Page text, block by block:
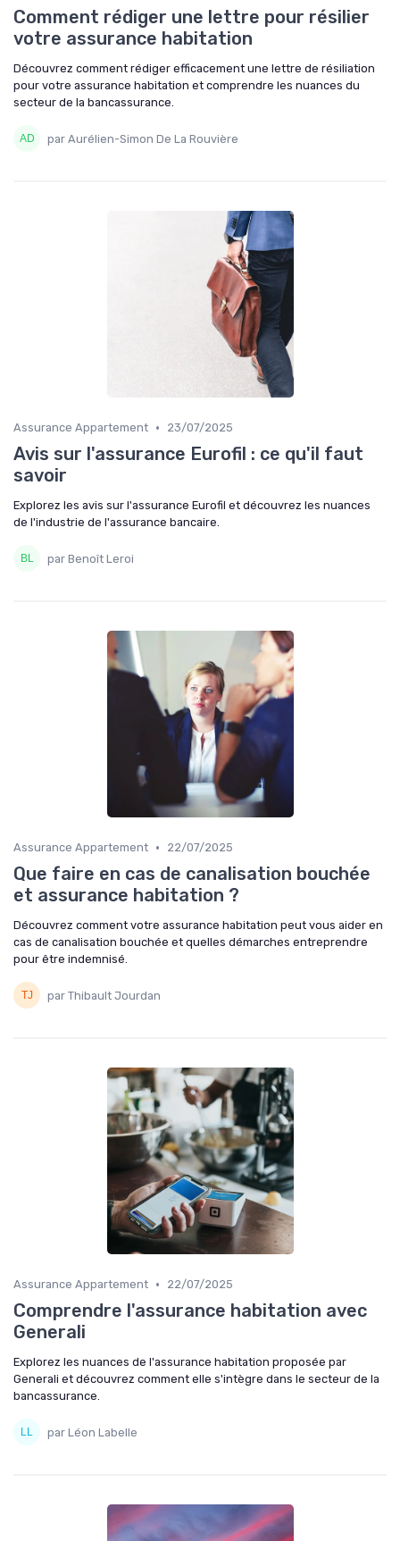
Comment rédiger une lettre pour résilier
votre assurance habitation
Découvrez comment rédiger efficacement une lettre de résiliation
pour votre assurance habitation et comprendre les nuances du
secteur de la bancassurance.
par Aurélien-Simon De La Rouvière
Assurance Appartement • 23/07/2025
Avis sur l'assurance Eurofil : ce qu'il faut
savoir
Explorez les avis sur l'assurance Eurofil et découvrez les nuances
de l'industrie de l'assurance bancaire.
par Benoît Leroi
Assurance Appartement • 22/07/2025
Que faire en cas de canalisation bouchée
et assurance habitation ?
Découvrez comment votre assurance habitation peut vous aider en
cas de canalisation bouchée et quelles démarches entreprendre
pour être indemnisé.
par Thibault Jourdan
Assurance Appartement • 22/07/2025
Comprendre l'assurance habitation avec
Generali
Explorez les nuances de l'assurance habitation proposée par
Generali et découvrez comment elle s'intègre dans le secteur de la
bancassurance.
par Léon Labelle